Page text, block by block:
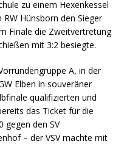
zu einem Hexenkessel
Hünsborn den Sieger
Finale die Zweitvertretung
mit 3:2 besiegte.
A, in der
Elben in souveräner
qualifizierten und
das Ticket für die
gegen den SV
– der VSV machte mit